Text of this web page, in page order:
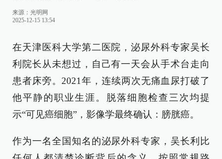
来源： 光明网
2025-12-15 13:54
在天津医科大学第二医院，泌尿外科专家吴长
利院长从未想过，自己有一天会从手术台走向
患者床旁。2021年，连续两次无痛血尿打破了
他平静的职业生涯。脱落细胞检查三次均提
示“可见癌细胞”，影像学最终确认：膀胱癌。
作为一名全国知名的泌尿外科专家，吴长利比